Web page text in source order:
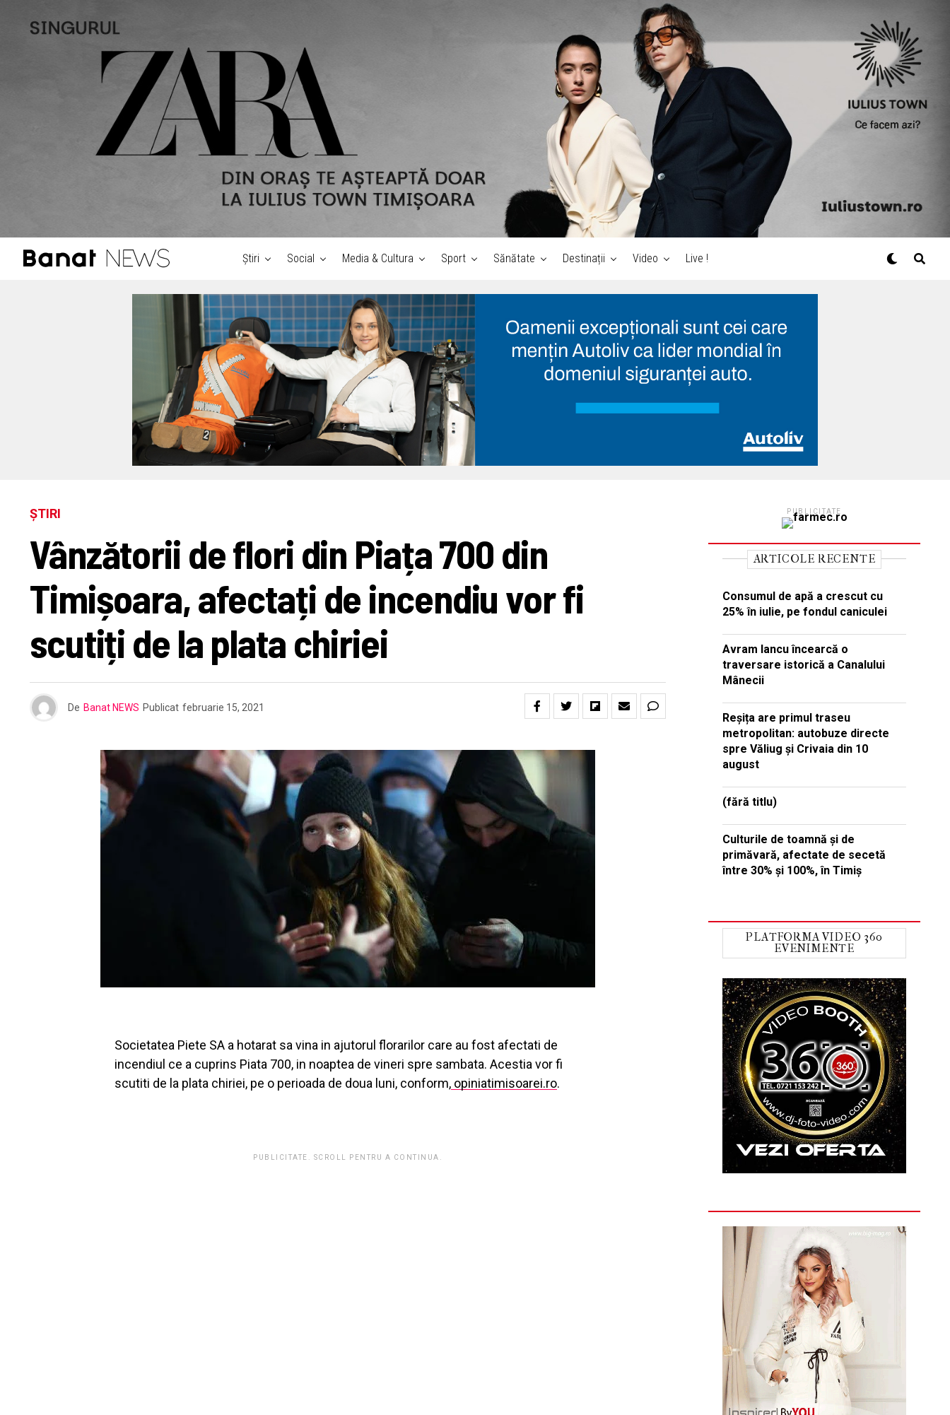
Știri Social Media & Cultura Sport Sănătate Destinații Video Live !
ȘTIRI
Vânzătorii de flori din Piața 700 din
Timișoara, afectați de incendiu vor fi
scutiți de la plata chiriei
De Banat NEWS Publicat februarie 15, 2021
Societatea Piete SA a hotarat sa vina in ajutorul florarilor care au fost afectati de
incendiul ce a cuprins Piata 700, in noaptea de vineri spre sambata. Acestia vor fi
scutiti de la plata chiriei, pe o perioada de doua luni, conform, opiniatimisoarei.ro.
PUBLICITATE. SCROLL PENTRU A CONTINUA.
PUBLICITATE
ARTICOLE RECENTE
Consumul de apă a crescut cu
25% în iulie, pe fondul caniculei
Avram Iancu încearcă o
traversare istorică a Canalului
Mânecii
Reșița are primul traseu
metropolitan: autobuze directe
spre Văliug și Crivaia din 10
august
(fără titlu)
Culturile de toamnă și de
primăvară, afectate de secetă
între 30% și 100%, în Timiș
PLATFORMA VIDEO 360
EVENIMENTE